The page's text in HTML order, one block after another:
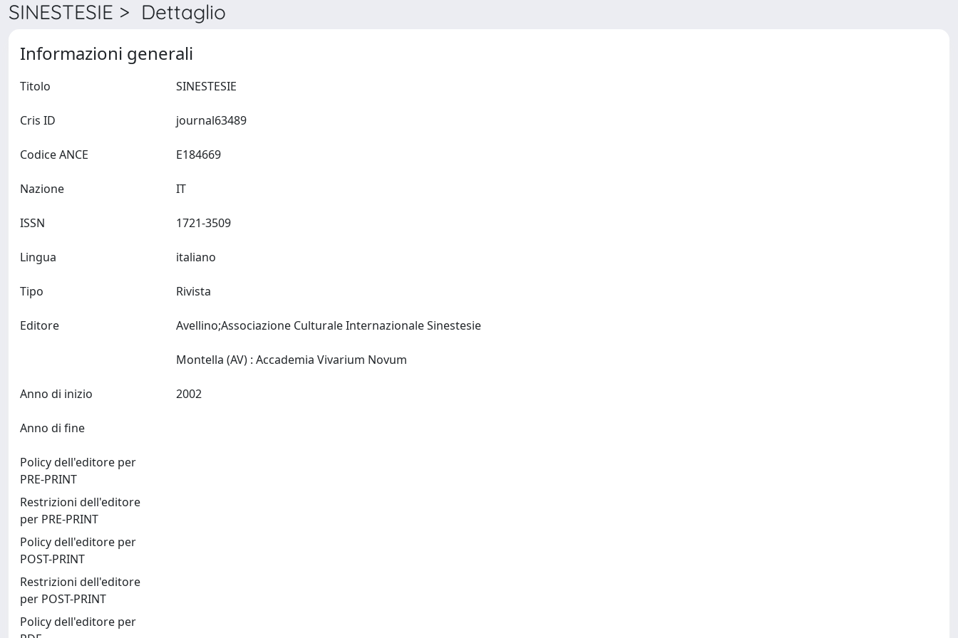
SINESTESIE > Dettaglio
Informazioni generali
Titolo
Cris ID
Codice ANCE
Nazione
ISSN
Lingua
Tipo Rivista
Editore Avellino;Associazione Culturale Internazionale Sinestesie
Anno di inizio
Anno di fine
Policy dell'editore per
PRE-PRINT
Restrizioni dell'editore
per PRE-PRINT
Policy dell'editore per
POST-PRINT
Restrizioni dell'editore
per POST-PRINT
Policy dell'editore per